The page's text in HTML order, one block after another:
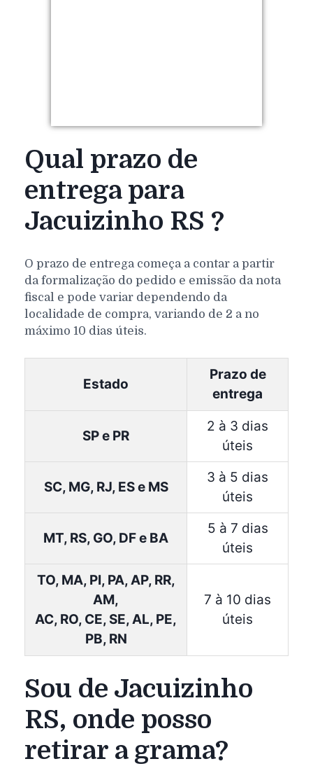
Qual prazo de
entrega para
Jacuizinho RS ?
O prazo de entrega começa a contar a partir
da formalização do pedido e emissão da nota
fiscal e pode variar dependendo da
localidade de compra, variando de 2 a no
máximo 10 dias úteis.
Estado
Prazo de
entrega
SP e PR
2 à 3 dias
úteis
SC, MG, RJ, ES e MS
3 à 5 dias
úteis
MT, RS, GO, DF e BA
5 à 7 dias
úteis
TO, MA, PI, PA, AP, RR,
AM,
AC, RO, CE, SE, AL, PE,
PB, RN
7 à 10 dias
úteis
Sou de Jacuizinho
RS, onde posso
retirar a grama?